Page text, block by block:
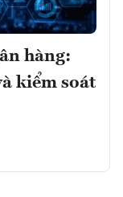
hàng:
kiểm soát